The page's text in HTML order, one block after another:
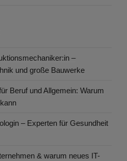
–
und große Bauwerke
Beruf und Allgemein: Warum
– Experten für Gesundheit
& warum neues IT-